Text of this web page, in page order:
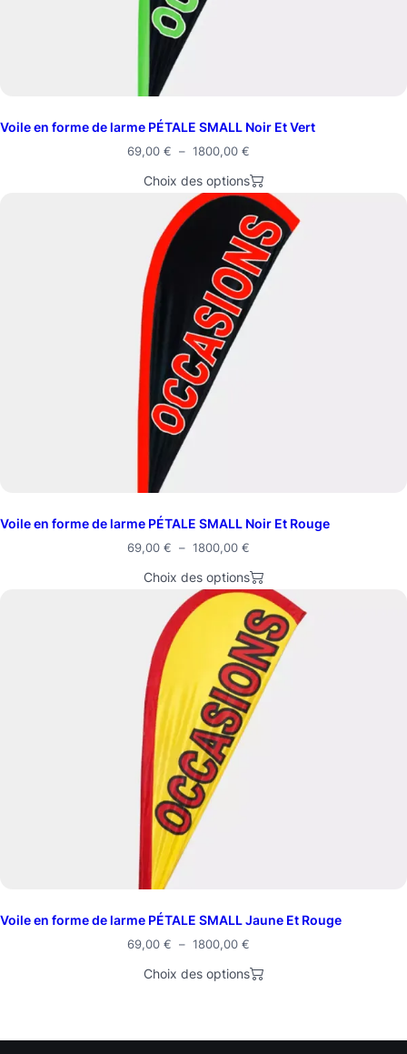
Voile en forme de larme PÉTALE SMALL Noir Et Vert
69,00 € – 1800,00 €
Choix des options
Voile en forme de larme PÉTALE SMALL Noir Et Rouge
69,00 € – 1800,00 €
Choix des options
Voile en forme de larme PÉTALE SMALL Jaune Et Rouge
69,00 € – 1800,00 €
Choix des options